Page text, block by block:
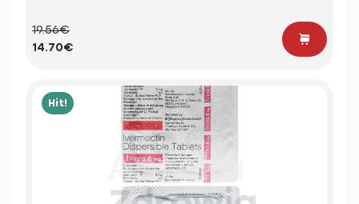
19.56€
14.70€
Hit!